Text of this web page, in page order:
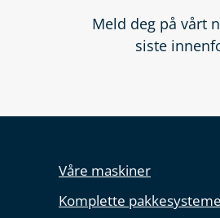
Meld deg på vårt
siste
Våre maskiner
Komplette